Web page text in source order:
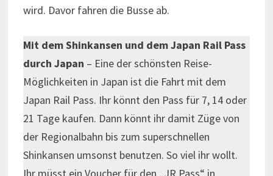
wird. Davor fahren die Busse ab.
Mit dem Shinkansen und dem Japan Rail Pass
durch Japan – Eine der schönsten Reise-
Möglichkeiten in Japan ist die Fahrt mit dem
Japan Rail Pass. Ihr könnt den Pass für 7, 14 oder
21 Tage kaufen. Dann könnt ihr damit Züge von
der Regionalbahn bis zum superschnellen
Shinkansen umsonst benutzen. So viel ihr wollt.